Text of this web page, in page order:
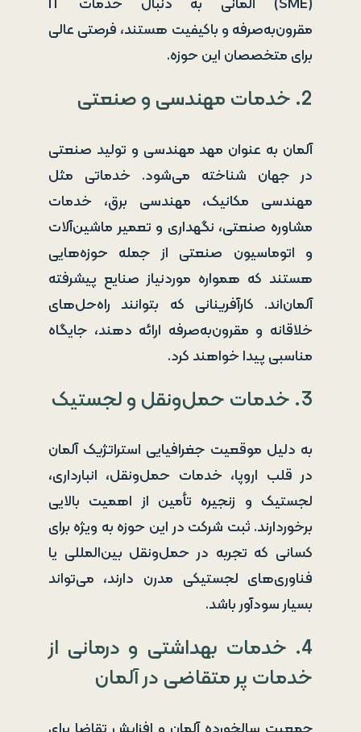
(SME) آلمانی به دنبال خدمات IT
مقرون‌به‌صرفه و باکیفیت هستند، فرصتی عالی
برای متخصصان این حوزه.
2. خدمات مهندسی و صنعتی
آلمان به عنوان مهد مهندسی و تولید صنعتی
در جهان شناخته می‌شود. خدماتی مثل
مهندسی مکانیک، مهندسی برق، خدمات
مشاوره صنعتی، نگهداری و تعمیر ماشین‌آلات
و اتوماسیون صنعتی از جمله حوزه‌هایی
هستند که همواره موردنیاز صنایع پیشرفته
آلمان‌اند. کارآفرینانی که بتوانند راه‌حل‌های
خلاقانه و مقرون‌به‌صرفه ارائه دهند، جایگاه
مناسبی پیدا خواهند کرد.
3. خدمات حمل‌ونقل و لجستیک
به دلیل موقعیت جغرافیایی استراتژیک آلمان
در قلب اروپا، خدمات حمل‌ونقل، انبارداری،
لجستیک و زنجیره تأمین از اهمیت بالایی
برخوردارند. ثبت شرکت در این حوزه به ویژه برای
کسانی که تجربه در حمل‌ونقل بین‌المللی یا
فناوری‌های لجستیکی مدرن دارند، می‌تواند
بسیار سودآور باشد.
4. خدمات بهداشتی و درمانی از
خدمات پر متقاضی در آلمان